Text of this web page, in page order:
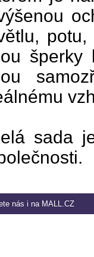
šperky
sada
nás i na MALL.CZ